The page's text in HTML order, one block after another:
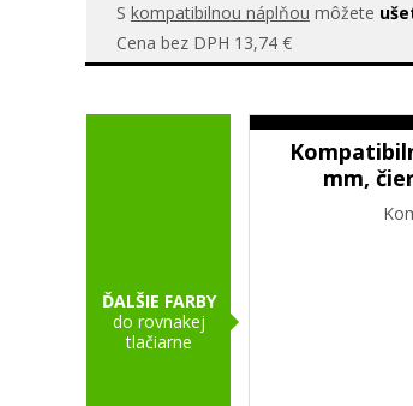
S kompatibilnou náplňou môžete
Cena bez DPH 13,74 €
ĎALŠIE FARBY
do rovnakej
tlačiarne
mm,